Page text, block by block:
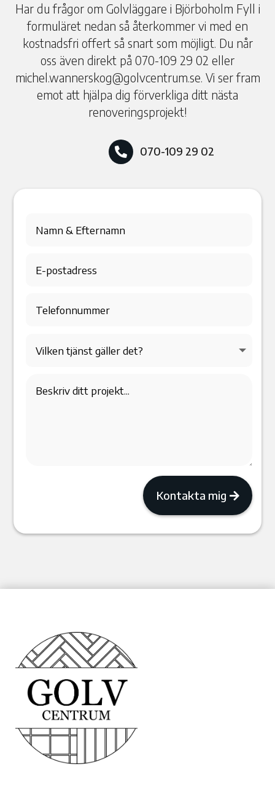
Har du frågor om Golvläggare i Björboholm Fyll i
formuläret nedan så återkommer vi med en
kostnadsfri offert så snart som möjligt. Du når
oss även direkt på 070-109 29 02 eller
michel.wannerskog@golvcentrum.se. Vi ser fram
emot att hjälpa dig förverkliga ditt nästa
renoveringsprojekt!
 070-109 29 02
Kontakta mig